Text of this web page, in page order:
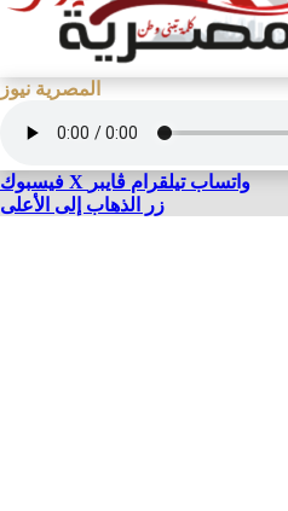
المصرية نيوز
فيسبوك X واتساب تيلقرام ڤايبر
زر الذهاب إلى الأعلى